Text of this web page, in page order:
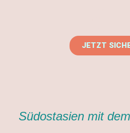
JETZT
Südostasien mit